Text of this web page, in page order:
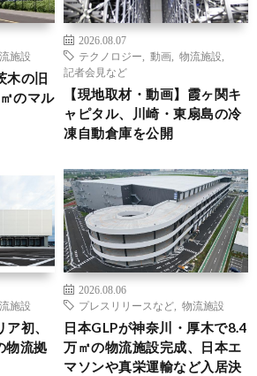
施設
木の旧
のマル
2026.08.07
テクノロジー
動画 物流施設
記者会見など
【現地取材・動画】霞ヶ関キ
ャピタル、川崎・東扇島の冷
凍自動倉庫を公開
施設
初、
物流拠
2026.08.06
プレスリリースなど
物流施設
日本GLPが神奈川・厚木で8.4
万㎡の物流施設完成、日本エ
マソンや真栄運輸など入居決